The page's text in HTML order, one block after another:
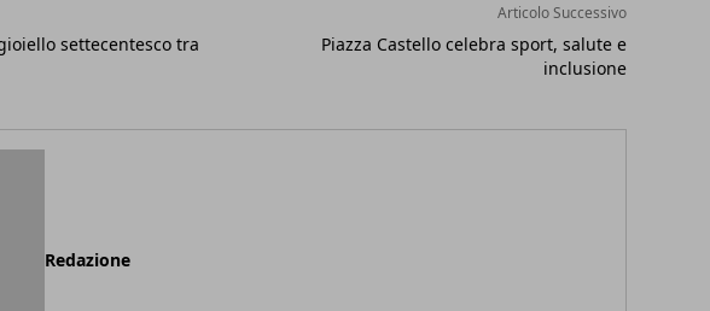
settecentesco tra
Articolo Successivo
Piazza Castello celebra sport, salute e
inclusione
Redazione